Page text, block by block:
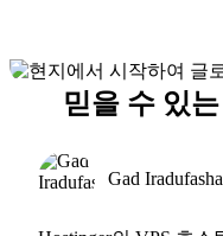
믿을 수 있
Gad Iradufasha